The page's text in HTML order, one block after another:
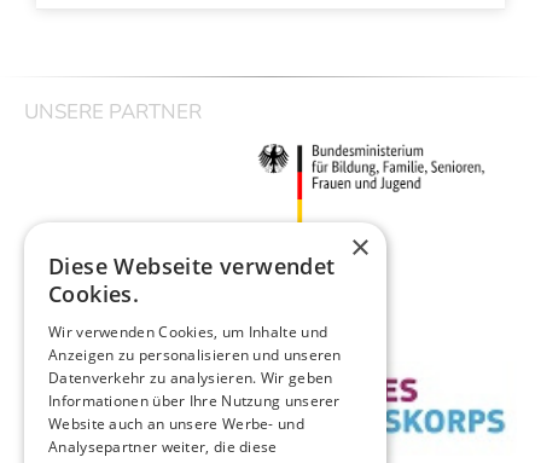
UNSERE PARTNER
×
Diese Webseite verwendet
Cookies.
Wir verwenden Cookies, um Inhalte und
Anzeigen zu personalisieren und unseren
Datenverkehr zu analysieren. Wir geben
Informationen über Ihre Nutzung unserer
Website auch an unsere Werbe- und
Analysepartner weiter, die diese